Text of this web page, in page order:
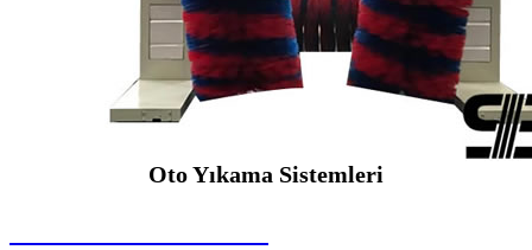
Oto Yıkama Sistemleri